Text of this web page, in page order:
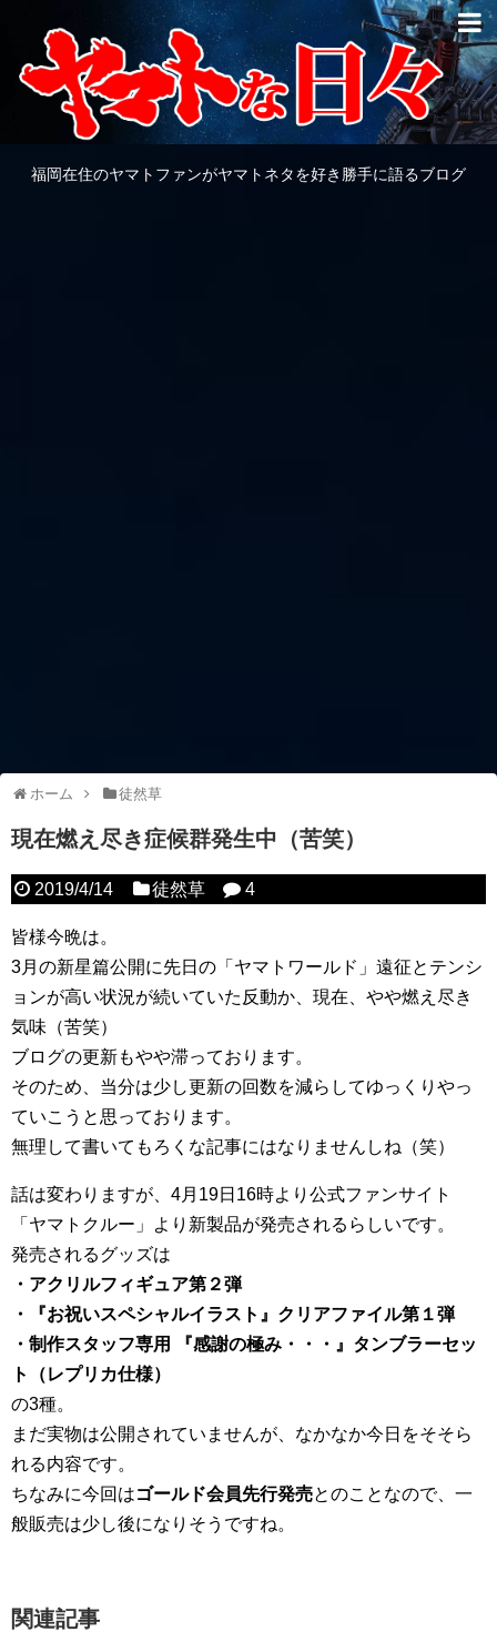
福岡在住のヤマトファンがヤマトネタを好き勝手に語るブログ
ホーム 徒然草
現在燃え尽き症候群発生中（苦笑）
2019/4/14 徒然草 4
皆様今晩は。
3月の新星篇公開に先日の「ヤマトワールド」遠征とテンシ
ョンが高い状況が続いていた反動か、現在、やや燃え尽き
気味（苦笑）
ブログの更新もやや滞っております。
そのため、当分は少し更新の回数を減らしてゆっくりやっ
ていこうと思っております。
無理して書いてもろくな記事にはなりませんしね（笑）
話は変わりますが、4月19日16時より公式ファンサイト
「ヤマトクルー」より新製品が発売されるらしいです。
発売されるグッズは
・アクリルフィギュア第２弾
・『お祝いスペシャルイラスト』クリアファイル第１弾
・制作スタッフ専用 『感謝の極み・・・』タンブラーセッ
ト（レプリカ仕様）
の3種。
まだ実物は公開されていませんが、なかなか今日をそそら
れる内容です。
ちなみに今回はゴールド会員先行発売とのことなので、一
般販売は少し後になりそうですね。
関連記事